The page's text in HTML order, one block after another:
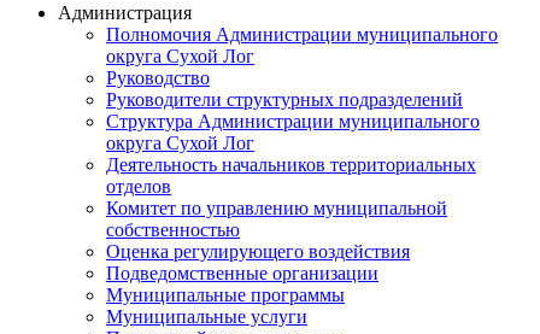
Администрация
Полномочия Администрации муниципального
округа Сухой Лог
Руководство
Руководители структурных подразделений
Структура Администрации муниципального
округа Сухой Лог
Деятельность начальников территориальных
отделов
Комитет по управлению муниципальной
собственностью
Оценка регулирующего воздействия
Подведомственные организации
Муниципальные программы
Муниципальные услуги